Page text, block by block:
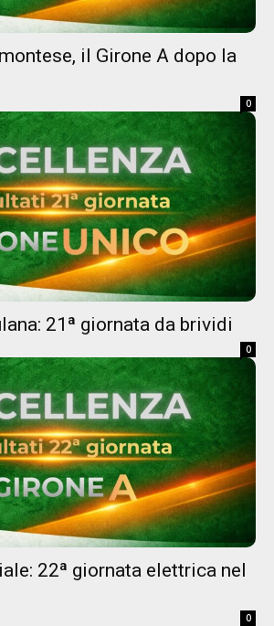
il Girone A dopo la
0
21ª giornata da brividi
0
22ª giornata elettrica nel
0